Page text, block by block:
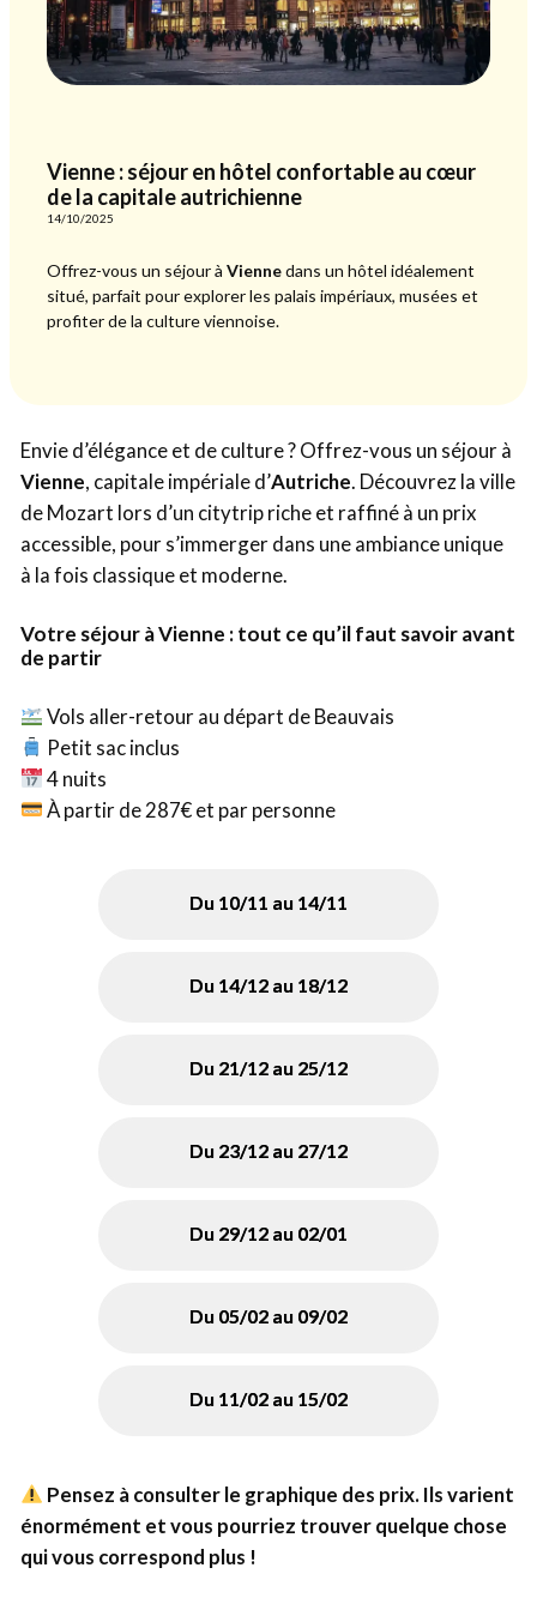
Vienne : séjour en hôtel confortable au cœur
de la capitale autrichienne
14/10/2025
Offrez-vous un séjour à Viennedans un hôtel idéalement
situé, parfait pour explorer les palais impériaux, musées et
profiter de la culture viennoise.
Envie d’élégance et de culture ? Offrez-vous un séjour à
Vienne, capitale impériale d’Autriche. Découvrez la ville
de Mozart lors d’un citytrip riche et raffiné à un prix
accessible, pour s’immerger dans une ambiance unique
à la fois classique et moderne.
Votre séjour à Vienne : tout ce qu’il faut savoir avant
de partir
Vols aller-retour au départ de Beauvais
Petit sac inclus
4 nuits
À partir de 287€ et par personne
Du 10/11 au 14/11
Du 14/12 au 18/12
Du 21/12 au 25/12
Du 23/12 au 27/12
Du 29/12 au 02/01
Du 05/02 au 09/02
Du 11/02 au 15/02
Pensez à consulter le graphique des prix. Ils varient
énormément et vous pourriez trouver quelque chose
qui vous correspond plus !